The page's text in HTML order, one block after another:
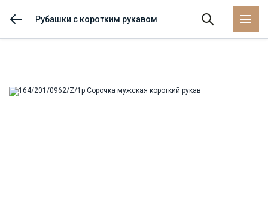
Рубашки с коротким рукавом